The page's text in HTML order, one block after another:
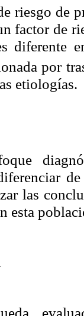
riesgo de
factor de
diferente
por
etiologías.
las
esta